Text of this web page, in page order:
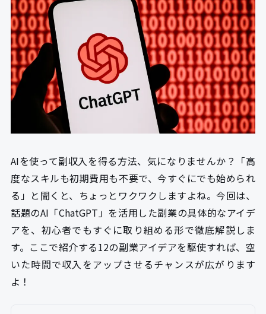
AIを使って副収入を得る方法、気になりませんか？「高
度なスキルも初期費用も不要で、今すぐにでも始められ
る」と聞くと、ちょっとワクワクしますよね。今回は、
話題のAI「ChatGPT」を活用した副業の具体的なアイデ
アを、初心者でもすぐに取り組める形で徹底解説しま
す。ここで紹介する12の副業アイデアを駆使すれば、空
いた時間で収入をアップさせるチャンスが広がります
よ！